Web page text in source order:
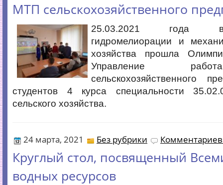
МТП сельскохозяйственного
25.03.2021 года
гидромелиорации и
хозяйства прошла
Управление
сельскохозяйственного
студентов 4 курса специальности
сельского хозяйства.
24 марта, 2021 Без рубрики Комментариев
Круглый стол, посвященный
водных ресурсов